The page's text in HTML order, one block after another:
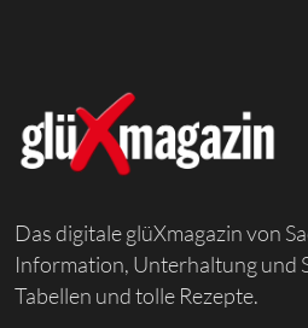
Das digitale glüXmagazin von
Information, Unterhaltung und
Tabellen und tolle Rezepte.